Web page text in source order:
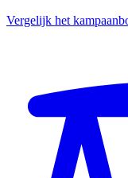
Vergelijk het